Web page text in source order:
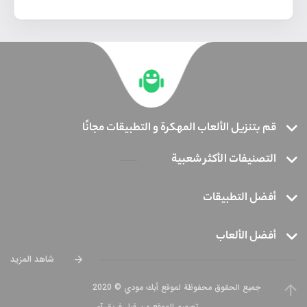
قم بتنزيل الألعاب المهكرة و التطبيقات مجانًا
التصنيفات الأكثر شعبية
أفضل التطبيقات
أفضل الألعاب
شاهد المزيد
جميع الحقوق محفوظة لموقع أبك مودي © 2020